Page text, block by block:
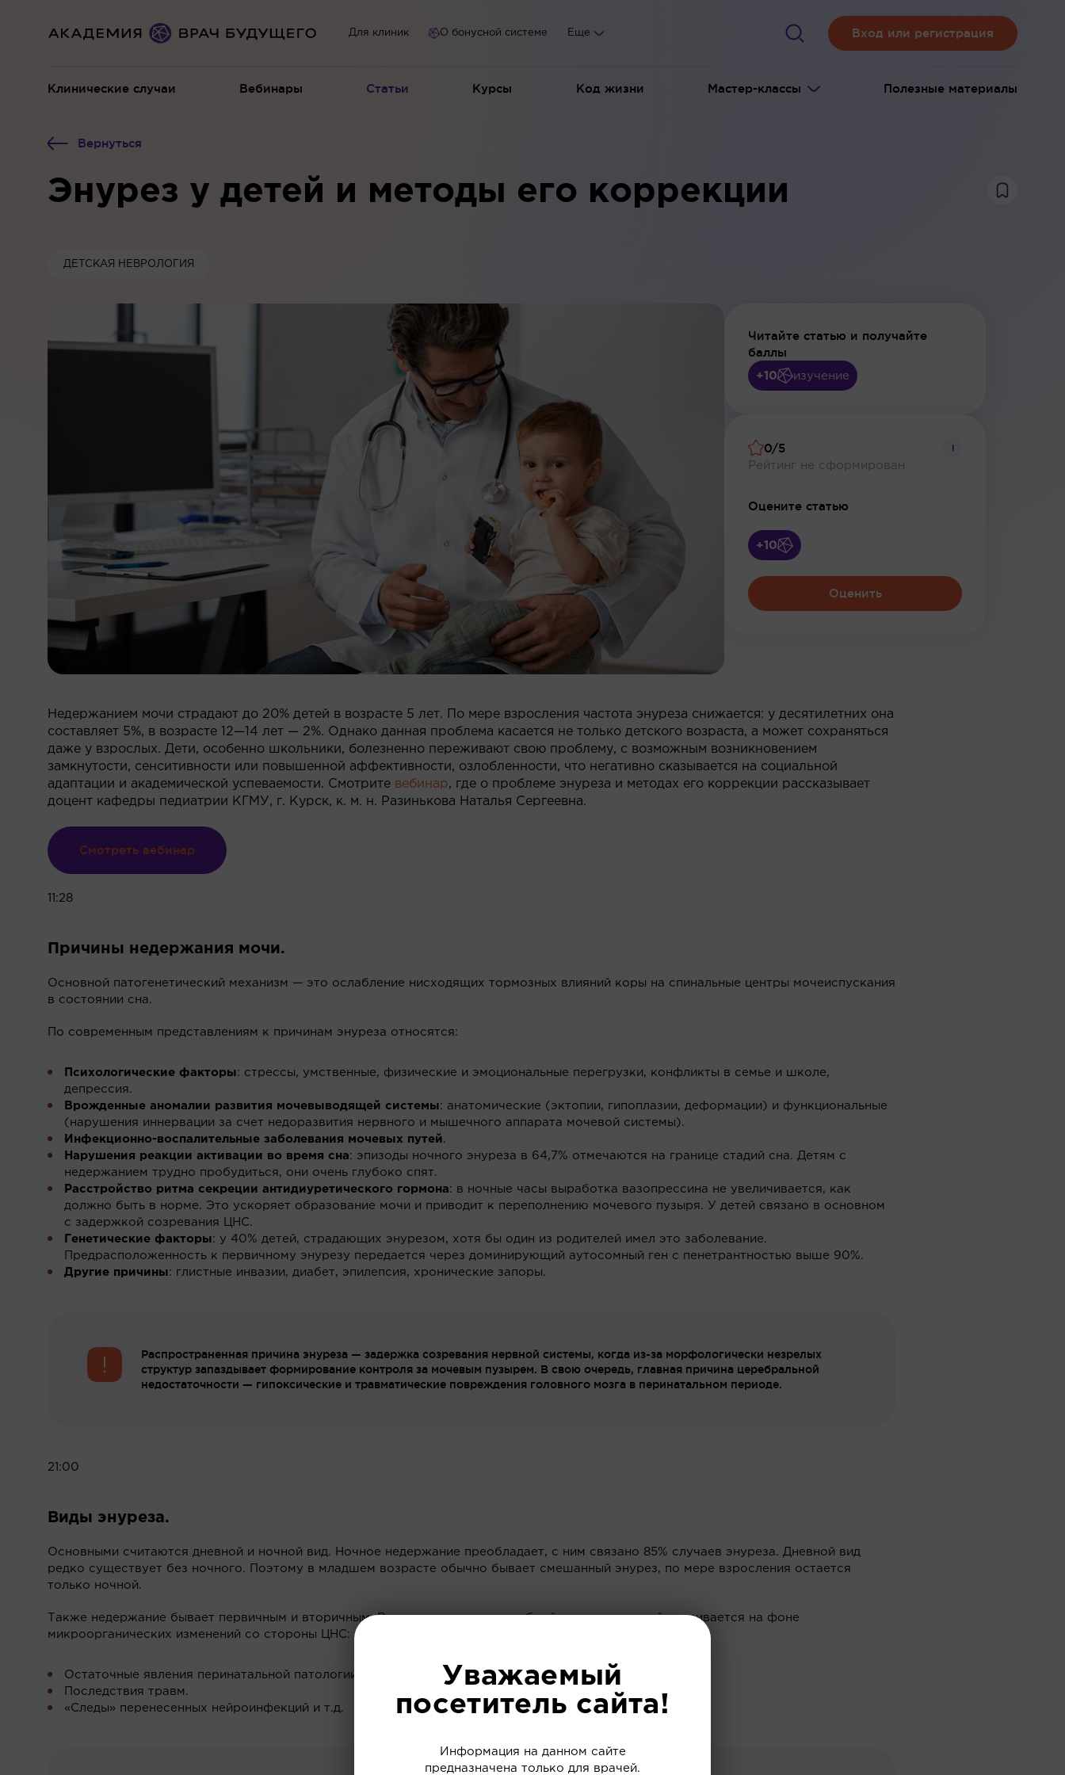
Вход или регистрация
Клинические случаи Вебинары Статьи Курсы Код жизни Мастер-классы Полезные материалы
Для клиник О бонусной системе Еще
Вернуться
Энурез у детей и методы его коррекции
ДЕТСКАЯ НЕВРОЛОГИЯ
Читайте статью и получайте
баллы
+10 изучение
0/5
Рейтинг не сформирован
i
Оцените статью
+10
Оценить
Недержанием мочи страдают до 20% детей в возрасте 5 лет. По мере взросления частота энуреза снижается: у десятилетних она
составляет 5%, в возрасте 12—14 лет — 2%. Однако данная проблема касается не только детского возраста, а может сохраняться
даже у взрослых. Дети, особенно школьники, болезненно переживают свою проблему, с возможным возникновением
замкнутости, сенситивности или повышенной аффективности, озлобленности, что негативно сказывается на социальной
адаптации и академической успеваемости. Смотрите вебинар, где о проблеме энуреза и методах его коррекции рассказывает
доцент кафедры педиатрии КГМУ, г. Курск, к. м. н. Разинькова Наталья Сергеевна.
Смотреть вебинар
11:28
Причины недержания мочи.
Основной патогенетический механизм — это ослабление нисходящих тормозных влияний коры на спинальные центры мочеиспускания
в состоянии сна.
По современным представлениям к причинам энуреза относятся:
Психологические факторы: стрессы, умственные, физические и эмоциональные перегрузки, конфликты в семье и школе,
депрессия.
Врожденные аномалии развития мочевыводящей системы: анатомические (эктопии, гипоплазии, деформации) и функциональные
(нарушения иннервации за счет недоразвития нервного и мышечного аппарата мочевой системы).
Инфекционно-воспалительные заболевания мочевых путей
Нарушения реакции активации во время сна: эпизоды ночного энуреза в 64,7% отмечаются на границе стадий сна. Детям с
недержанием трудно пробудиться, они очень глубоко спят.
Расстройство ритма секреции антидиуретического гормона: в ночные часы выработка вазопрессина не увеличивается, как
должно быть в норме. Это ускоряет образование мочи и приводит к переполнению мочевого пузыря. У детей связано в основном
с задержкой созревания ЦНС.
Генетические факторы: у 40% детей, страдающих энурезом, хотя бы один из родителей имел это заболевание.
Предрасположенность к первичному энурезу передается через доминирующий аутосомный ген с пенетрантностью выше 90%.
Другие причины: глистные инвазии, диабет, эпилепсия, хронические запоры.
Распространенная причина энуреза — задержка созревания нервной системы, когда из-за морфологически незрелых
структур запаздывает формирование контроля за мочевым пузырем. В свою очередь, главная причина церебральной
недостаточности — гипоксические и травматические повреждения головного мозга в перинатальном периоде.
21:00
Виды энуреза.
Основными считаются дневной и ночной вид. Ночное недержание преобладает, с ним связано 85% случаев энуреза. Дневной вид
редко существует без ночного. Поэтому в младшем возрасте обычно бывает смешанный энурез, по мере взросления остается
только ночной.
Также недержание бывает первичным и вторичным. Выделяют неврозоподобный энурез, который развивается на фоне
микроорганических изменений со стороны ЦНС:
Остаточные явления перинатальной патологии (родовая травма, гипоксия плода, асфиксия в родах).
Последствия травм.
«Следы» перенесенных нейроинфекций и т.д.
Уважаемый
посетитель сайта!
Информация на данном сайте
предназначена только для врачей.